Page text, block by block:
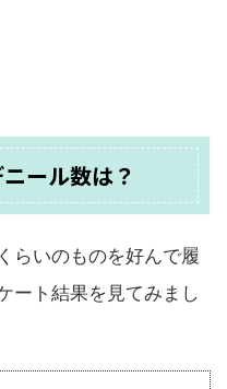
ール数は？
らいのものを好んで履
ート結果を見てみまし